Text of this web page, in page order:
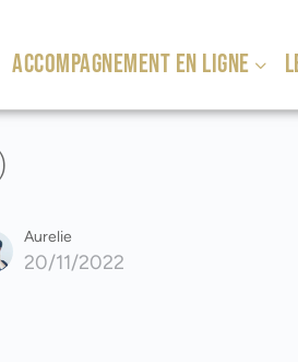
ACCOMPAGNEMENT EN LIGNE
Aurelie
20/11/2022